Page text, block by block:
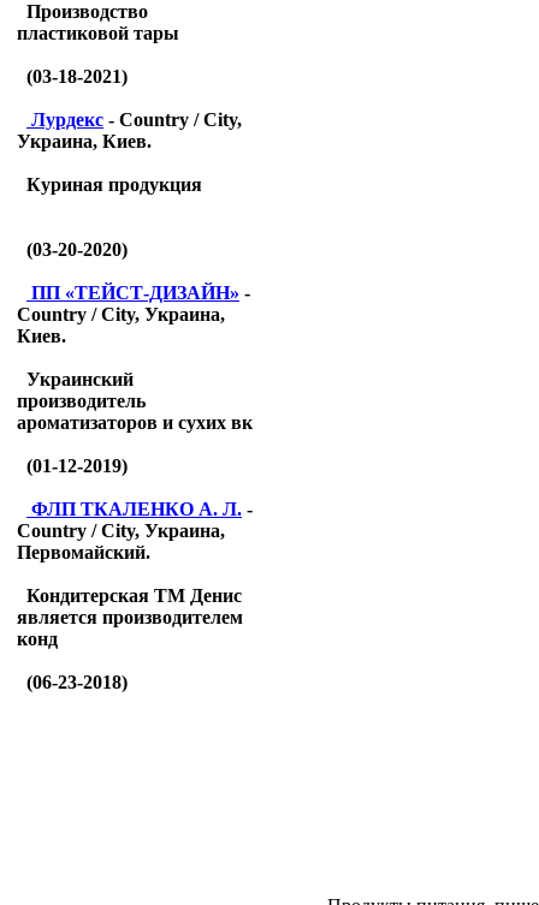
Производство
пластиковой тары
(03-18-2021)
Лурдекс - Country / City,
Украина, Киев.
Куриная продукция
(03-20-2020)
ПП «ТЕЙСТ-ДИЗАЙН» -
Country / City, Украина,
Киев.
Украинский
производитель
ароматизаторов и сухих вк
(01-12-2019)
ФЛП ТКАЛЕНКО А. Л. -
Country / City, Украина,
Первомайский.
Кондитерская ТМ Денис
является производителем
конд
(06-23-2018)